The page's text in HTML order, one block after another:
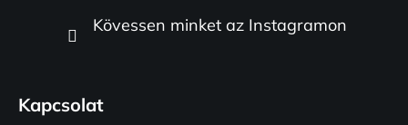
Kövessen minket az Instagramon
Kapcsolat